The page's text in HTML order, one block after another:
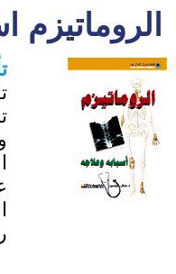
الروماتيزم